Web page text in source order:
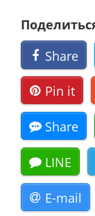
Share
Pin it
Share
LINE
E-mail